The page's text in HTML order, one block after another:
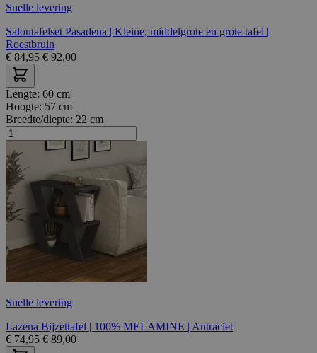
Snelle levering
Salontafelset Pasadena | Kleine, middelgrote en grote tafel |
Roestbruin
€ 84,95 € 92,00
Lengte: 60 cm
Hoogte: 57 cm
Breedte/diepte: 22 cm
Snelle levering
Lazena Bijzettafel | 100% MELAMINE | Antraciet
€ 74,95 € 89,00